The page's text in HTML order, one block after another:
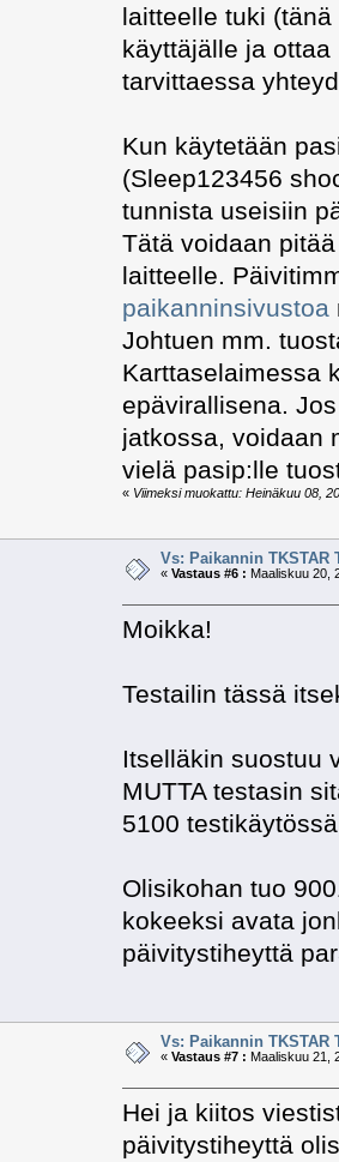
laitteelle tuki
käyttäjälle ja
tarvittaessa
Kun käytetään
(Sleep123456
tunnista useisiin
Tätä voidaan
laitteelle.
paikanninsivustoa
Johtuen mm.
Karttaselaimessa
epävirallisena.
jatkossa, voidaan
vielä pasip:lle
« Viimeksi muokattu: Heinäkuu 08,
Vs: Paikannin TKSTAR
«Vastaus #6 : Maaliskuu 20,
Moikka!
Testailin tässä
Itselläkin suostuu
MUTTA testasin
5100
Olisikohan tuo
kokeeksi avata
päivitystiheyttä
Vs: Paikannin TKSTAR
«Vastaus #7 : Maaliskuu 21,
Hei ja kiitos
päivitystiheyttä